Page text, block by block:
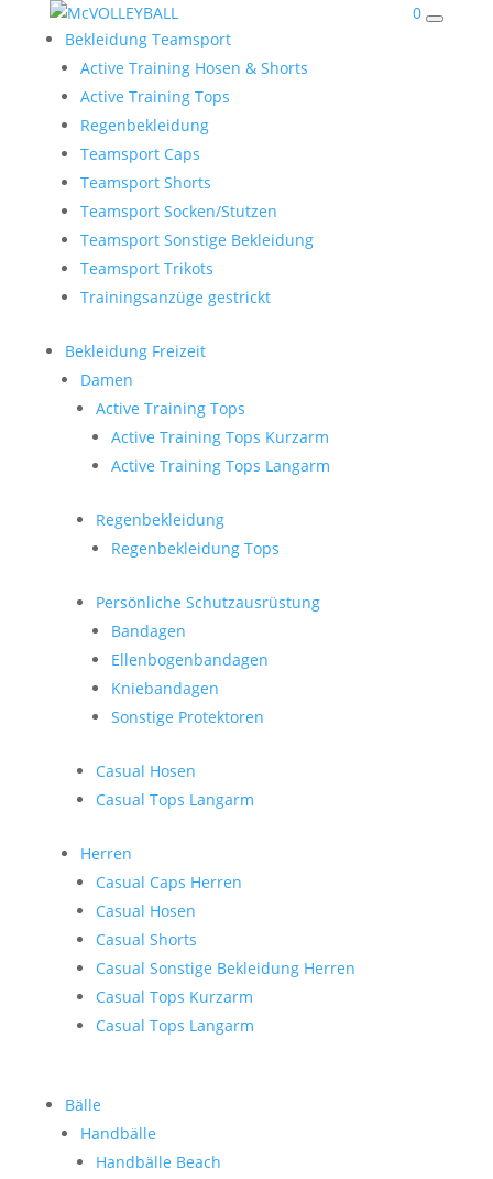
0
Bekleidung Teamsport
Active Training Hosen & Shorts
Active Training Tops
Regenbekleidung
Teamsport Caps
Teamsport Shorts
Teamsport Socken/Stutzen
Teamsport Sonstige Bekleidung
Teamsport Trikots
Trainingsanzüge gestrickt
Bekleidung Freizeit
Damen
Active Training Tops
Active Training Tops Kurzarm
Active Training Tops Langarm
Regenbekleidung
Regenbekleidung Tops
Persönliche Schutzausrüstung
Bandagen
Ellenbogenbandagen
Kniebandagen
Sonstige Protektoren
Casual Hosen
Casual Tops Langarm
Herren
Casual Caps Herren
Casual Hosen
Casual Shorts
Casual Sonstige Bekleidung Herren
Casual Tops Kurzarm
Casual Tops Langarm
Bälle
Handbälle
Handbälle Beach